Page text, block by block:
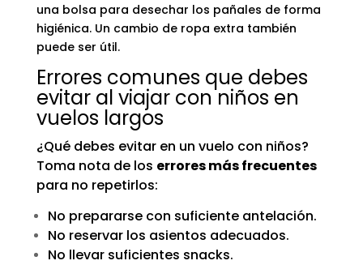
una bolsa para desechar los pañales de forma
higiénica. Un cambio de ropa extra también
puede ser útil.
Errores comunes que debes
evitar al viajar con niños en
vuelos largos
¿Qué debes evitar en un vuelo con niños?
Toma nota de los errores más frecuentes
para no repetirlos:
No prepararse con suficiente antelación.
No reservar los asientos adecuados.
No llevar suficientes snacks.